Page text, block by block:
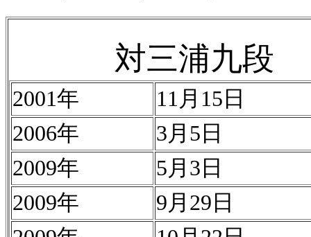
対三浦九段
2001年
11月15日
2006年
3月5日
2009年
5月3日
2009年
9月29日